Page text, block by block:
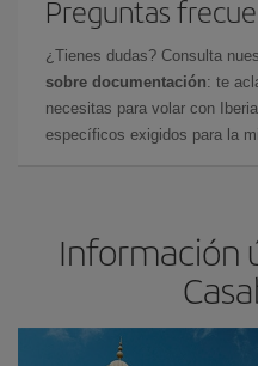
Preguntas
¿Tienes dudas? Consulta
sobre documentación: te
necesitas para volar con
específicos exigidos para la
Información